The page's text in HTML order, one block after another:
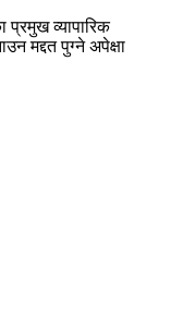
प्रमुख व्यापारिक
मद्दत पुग्ने अपेक्षा